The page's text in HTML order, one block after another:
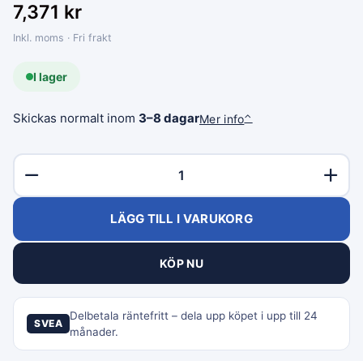
7,371 kr
Inkl. moms · Fri frakt
I lager
Skickas normalt inom 3–8 dagarMer info⌃
LÄGG TILL I VARUKORG
KÖP NU
SVEA
Delbetala räntefritt – dela upp köpet i upp till 24
månader.